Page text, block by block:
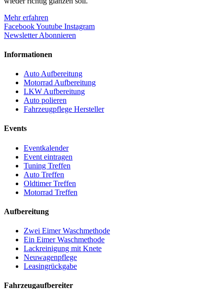
Mehr erfahren
FacebookYoutube Instagram
Newsletter Abonnieren
Informationen
Auto Aufbereitung
Motorrad Aufbereitung
LKW Aufbereitung
Auto polieren
Fahrzeugpflege Hersteller
Events
Eventkalender
Event eintragen
Tuning Treffen
Auto Treffen
Oldtimer Treffen
Motorrad Treffen
Aufbereitung
Zwei Eimer Waschmethode
Ein Eimer Waschmethode
Lackreinigung mit Knete
Neuwagenpflege
Leasingrückgabe
Fahrzeugaufbereiter